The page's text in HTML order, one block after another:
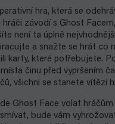
hra, která se
hráči závodí s Ghost
není ta úplně
a snažte se hrát co
karty, které potřebujete.
činu před vypršením
všichni se stanete vítězi
Ghost Face volat
bude vám